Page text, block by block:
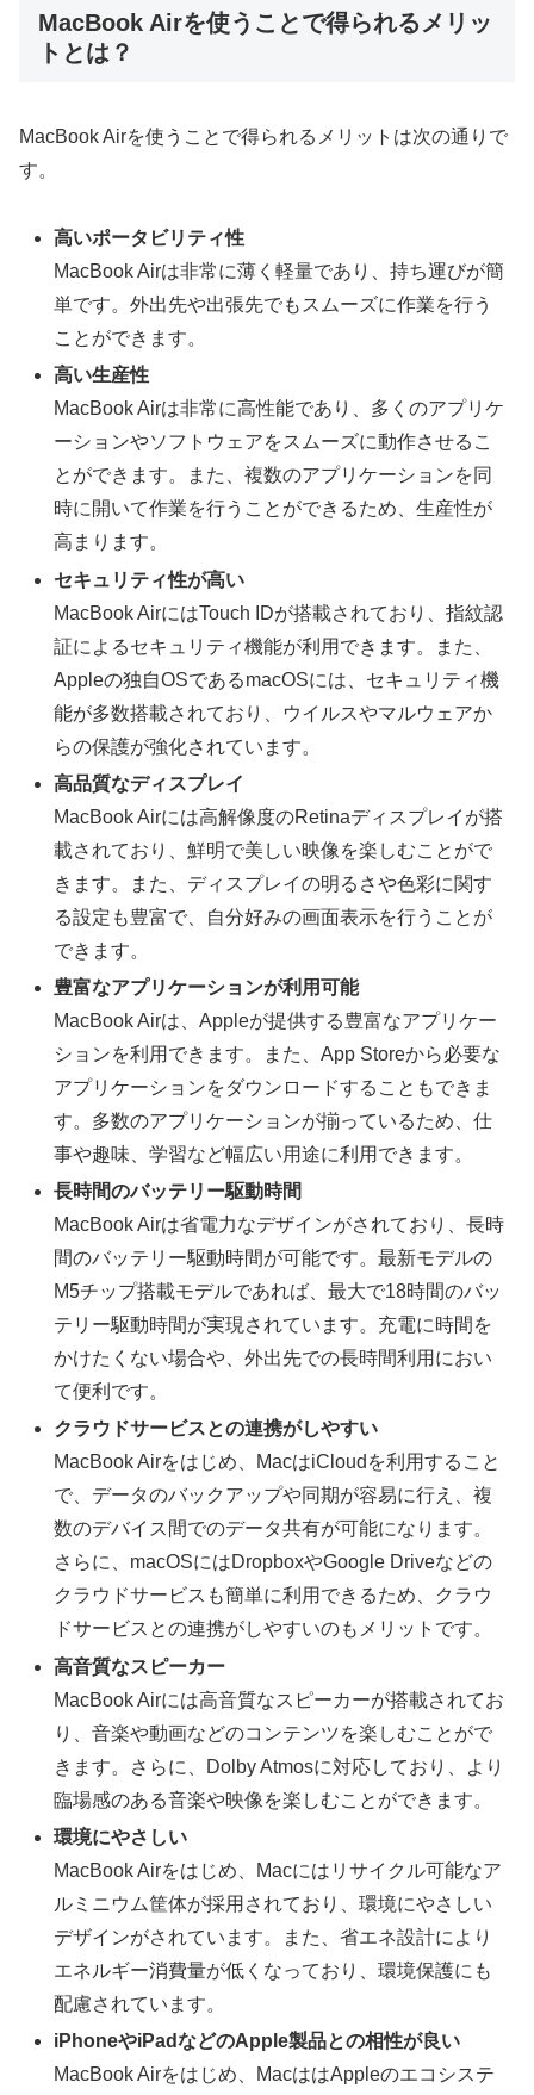
MacBook Airを使うことで得られるメリッ
トとは？
MacBook Airを使うことで得られるメリットは次の通りで
す。
高いポータビリティ性
MacBook Airは非常に薄く軽量であり、持ち運びが簡
単です。外出先や出張先でもスムーズに作業を行う
ことができます。
高い生産性
MacBook Airは非常に高性能であり、多くのアプリケ
ーションやソフトウェアをスムーズに動作させるこ
とができます。また、複数のアプリケーションを同
時に開いて作業を行うことができるため、生産性が
高まります。
セキュリティ性が高い
MacBook AirにはTouch IDが搭載されており、指紋認
証によるセキュリティ機能が利用できます。また、
Appleの独自OSであるmacOSには、セキュリティ機
能が多数搭載されており、ウイルスやマルウェアか
らの保護が強化されています。
高品質なディスプレイ
MacBook Airには高解像度のRetinaディスプレイが搭
載されており、鮮明で美しい映像を楽しむことがで
きます。また、ディスプレイの明るさや色彩に関す
る設定も豊富で、自分好みの画面表示を行うことが
できます。
豊富なアプリケーションが利用可能
MacBook Airは、Appleが提供する豊富なアプリケー
ションを利用できます。また、App Storeから必要な
アプリケーションをダウンロードすることもできま
す。多数のアプリケーションが揃っているため、仕
事や趣味、学習など幅広い用途に利用できます。
長時間のバッテリー駆動時間
MacBook Airは省電力なデザインがされており、長時
間のバッテリー駆動時間が可能です。最新モデルの
M5チップ搭載モデルであれば、最大で18時間のバッ
テリー駆動時間が実現されています。充電に時間を
かけたくない場合や、外出先での長時間利用におい
て便利です。
クラウドサービスとの連携がしやすい
MacBook Airをはじめ、MacはiCloudを利用すること
で、データのバックアップや同期が容易に行え、複
数のデバイス間でのデータ共有が可能になります。
さらに、macOSにはDropboxやGoogle Driveなどの
クラウドサービスも簡単に利用できるため、クラウ
ドサービスとの連携がしやすいのもメリットです。
高音質なスピーカー
MacBook Airには高音質なスピーカーが搭載されてお
り、音楽や動画などのコンテンツを楽しむことがで
きます。さらに、Dolby Atmosに対応しており、より
臨場感のある音楽や映像を楽しむことができます。
環境にやさしい
MacBook Airをはじめ、Macにはリサイクル可能なア
ルミニウム筐体が採用されており、環境にやさしい
デザインがされています。また、省エネ設計により
エネルギー消費量が低くなっており、環境保護にも
配慮されています。
iPhoneやiPadなどのApple製品との相性が良い
MacBook Airをはじめ、MacははAppleのエコシステ